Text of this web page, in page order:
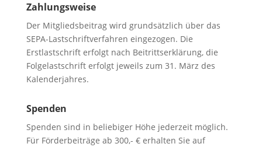
Zahlungsweise
Der Mitgliedsbeitrag wird grundsätzlich über das
SEPA-Lastschriftverfahren eingezogen. Die
Erstlastschrift erfolgt nach Beitrittserklärung, die
Folgelastschrift erfolgt jeweils zum 31. März des
Kalenderjahres.
Spenden
Spenden sind in beliebiger Höhe jederzeit möglich.
Für Förderbeiträge ab 300,- € erhalten Sie auf